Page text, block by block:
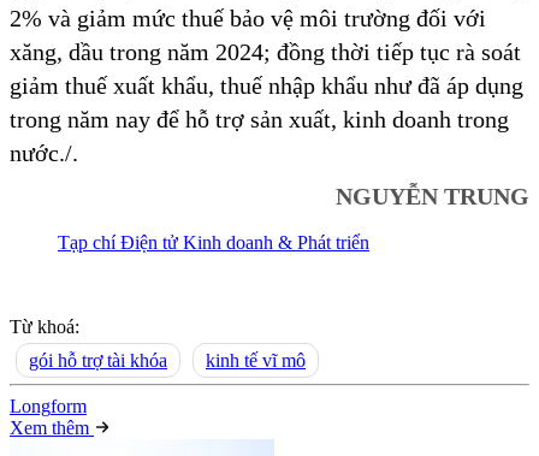
2% và giảm mức thuế bảo vệ môi trường đối với
xăng, dầu trong năm 2024; đồng thời tiếp tục rà soát
giảm thuế xuất khẩu, thuế nhập khẩu như đã áp dụng
trong năm nay để hỗ trợ sản xuất, kinh doanh trong
nước./.
NGUYỄN TRUNG
Tạp chí Điện tử Kinh doanh & Phát triển
Từ khoá:
gói hỗ trợ tài khóa
kinh tế vĩ mô
Longform
Xem thêm